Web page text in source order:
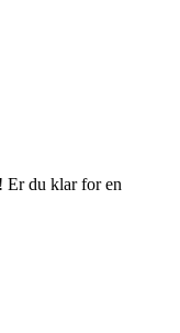
Er du klar for en